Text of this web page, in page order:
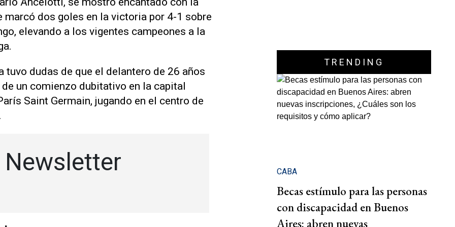
marcó dos goles en la victoria por 4-1 sobre
elevando a los vigentes campeones a la
dudas de que el delantero de 26 años
un comienzo dubitativo en la capital
Saint Germain, jugando en el centro de
TRENDING
CABA
Becas estímulo para las personas
con discapacidad en Buenos
Aires: abren nuevas